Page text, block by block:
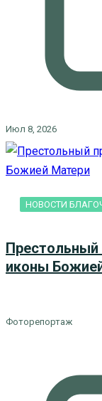
Июл 8, 2026
НОВОСТИ
Престольный
иконы
Фоторепортаж